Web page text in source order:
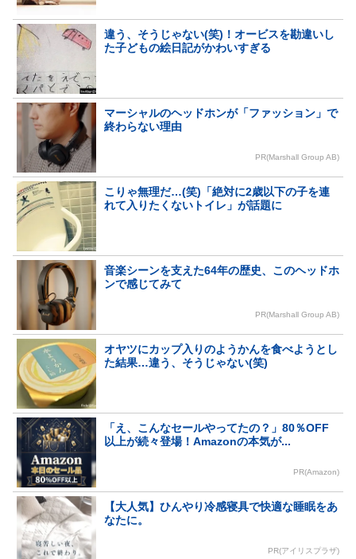
違う、そうじゃない(笑)！オービスを勘違いし
た子どもの絵日記がかわいすぎる
マーシャルのヘッドホンが「ファッション」で
終わらない理由
PR(Marshall Group AB)
こりゃ無理だ…(笑)「絶対に2歳以下の子を連
れて入りたくないトイレ」が話題に
音楽シーンを支えた64年の歴史、このヘッドホ
ンで感じてみて
PR(Marshall Group AB)
オヤツにカップ入りのようかんを食べようとし
た結果…違う、そうじゃない(笑)
「え、こんなセールやってたの？」80％OFF
以上が続々登場！Amazonの本気が...
PR(Amazon)
【大人気】ひんやり冷感寝具で快適な睡眠をあ
なたに。
PR(アイリスプラザ)